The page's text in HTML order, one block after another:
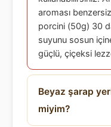
aroması
porcini (50g) 30
suyunu sosun
güçlü, çiçeksi
Beyaz şarap
miyim?